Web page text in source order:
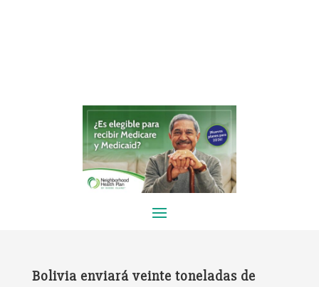
Bolivia enviará veinte toneladas de